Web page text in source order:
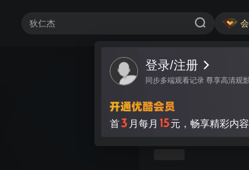
登录/注册
同步多端观看记录 尊享高清观
首3 月每月 15元，畅享精彩内容